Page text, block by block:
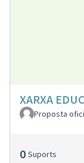
XARXA
Proposta
0 Suports